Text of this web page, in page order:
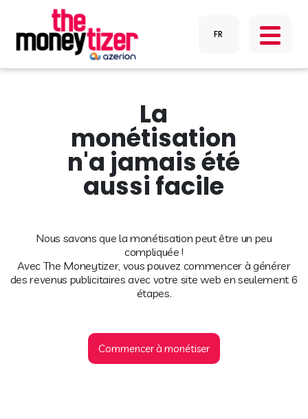
La
monétisation
n'a jamais été
aussi facile
Nous savons que la monétisation peut être un peu
compliquée !
Avec The Moneytizer, vous pouvez commencer à générer
des revenus publicitaires avec votre site web en seulement 6
étapes.
Commencer à monétiser